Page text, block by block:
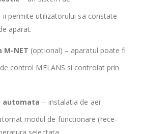
permite utilizatorului sa constate
aparat.
M-NET (optional) – aparatul poate fi
control MELANS si controlat prin
automata – instalatia de aer
modul de functionare (rece-